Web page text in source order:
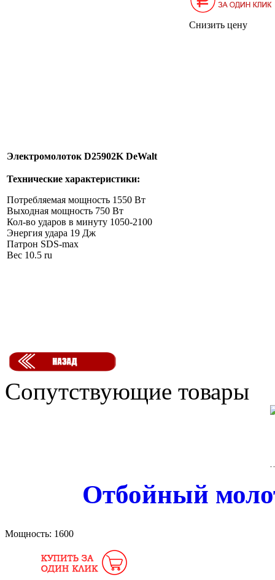
Снизить цену
Электромолоток D25902K DeWalt
Технические характеристики:
Потребляемая мощность 1550 Вт
Выходная мощность 750 Вт
Кол-во ударов в минуту 1050-2100
Энергия удара 19 Дж
Патрон SDS-max
Вес 10.5 ru
Сопутствующие товары
Отбойный
Мощность: 1600